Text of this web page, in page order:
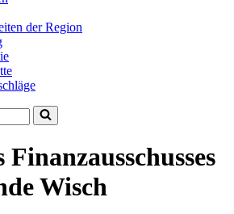
der Region
Finanzausschusses
Wisch